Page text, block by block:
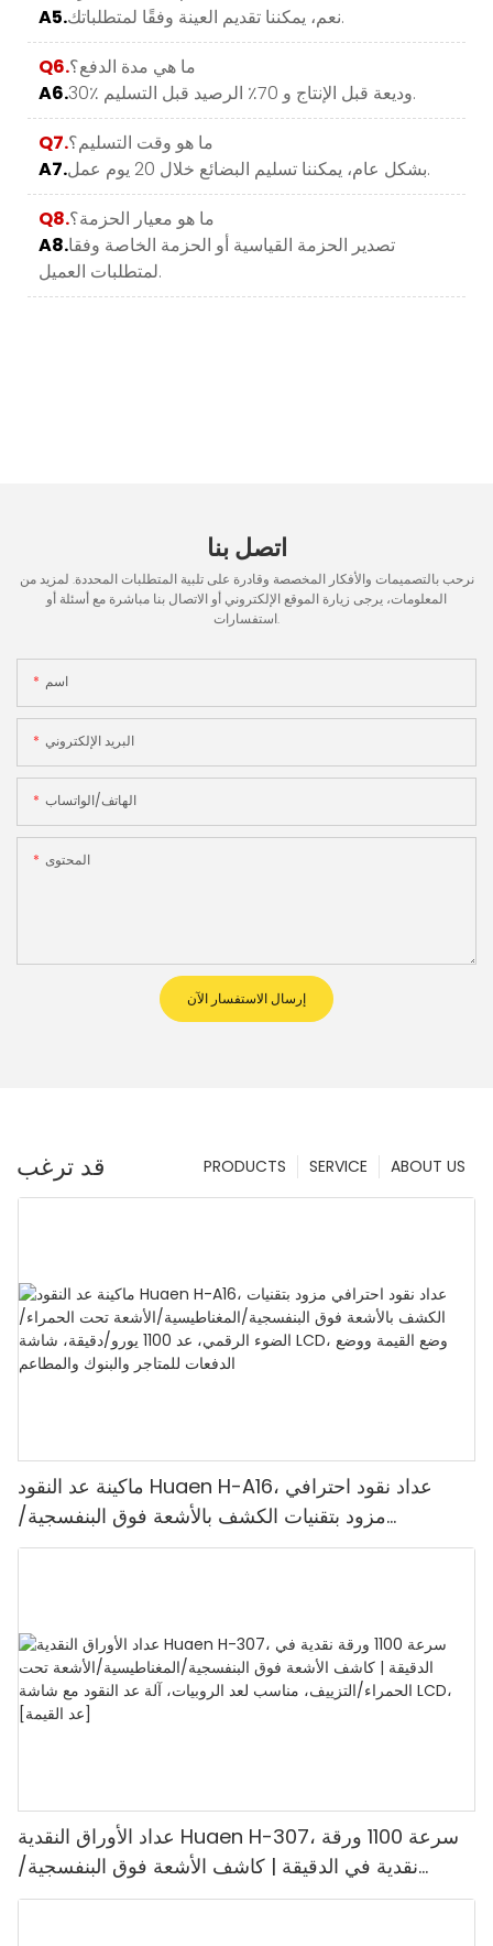
A5.
نعم، يمكننا تقديم العينة وفقًا لمتطلباتك.
Q6.ما هي مدة الدفع؟
A6.
30٪ وديعة قبل الإنتاج و 70٪ الرصيد قبل التسليم.
Q7.ما هو وقت التسليم؟
A7.
بشكل عام، يمكننا تسليم البضائع خلال 20 يوم عمل.
Q8.ما هو معيار الحزمة؟
A8.تصدير الحزمة القياسية أو الحزمة الخاصة وفقا
لمتطلبات العميل.
اتصل بنا
نرحب بالتصميمات والأفكار المخصصة وقادرة على تلبية المتطلبات المحددة. لمزيد من
المعلومات، يرجى زيارة الموقع الإلكتروني أو الاتصال بنا مباشرة مع أسئلة أو
استفسارات.
اسم
البريد الإلكتروني
الهاتف/الواتساب
المحتوى
إرسال الاستفسار الآن
قد ترغب ABOUT US
SERVICE
PRODUCTS
ماكينة عد النقود Huaen H-A16، عداد نقود احترافي
مزود بتقنيات الكشف بالأشعة فوق البنفسجية/
المغناطيسية/الأشعة تحت الحمراء/الضوء الرقمي، عد
عداد الأوراق النقدية Huaen H-307، سرعة 1100 ورقة
نقدية في الدقيقة | كاشف الأشعة فوق البنفسجية/
المغناطيسية/الأشعة تحت الحمراء/التزييف، مناسب لعد